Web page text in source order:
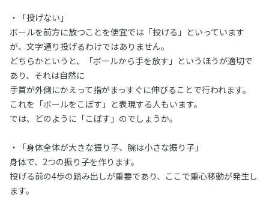
・「投げない」
ボールを前方に放つことを便宜では「投げる」といっています
が、文字通り投げるわけではありません。
どちらかというと、「ボールから手を放す」というほうが適切で
あり、それは自然に
手首が外側にかえって指がまっすぐに伸びることで行われます。
これを「ボールをこぼす」と表現する人もいます。
では、どのように「こぼす」のでしょうか。
・「身体全体が大きな振り子、腕は小さな振り子」
身体で、2つの振り子を作ります。
投げる前の4歩の踏み出しが重要であり、ここで重心移動が発生し
ます。